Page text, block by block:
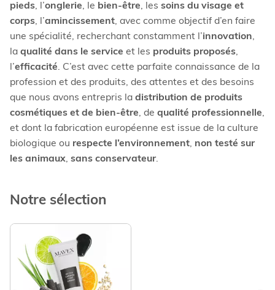
pieds, l’onglerie, le bien-être, les soins du visage et
corps, l’amincissement, avec comme objectif d’en faire
une spécialité, recherchant constamment l’innovation,
la qualité dans le service et les produits proposés,
l’efficacité. C’est avec cette parfaite connaissance de la
profession et des produits, des attentes et des besoins
que nous avons entrepris la distribution de produits
cosmétiques et de bien-être, de qualité professionnelle,
et dont la fabrication européenne est issue de la culture
biologique ou respecte l’environnement, non testé sur
les animaux, sans conservateur.
Notre sélection